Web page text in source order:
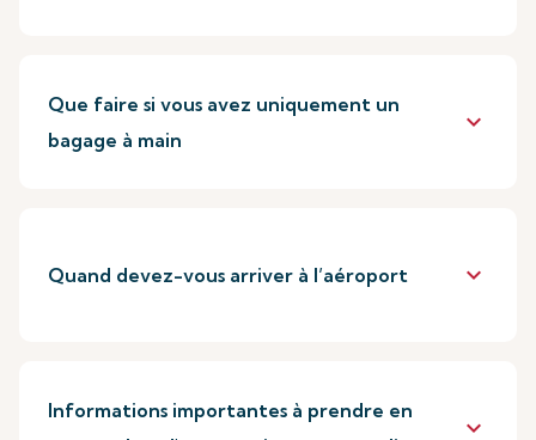
Que faire si vous avez uniquement un
bagage à main
keyboard_arrow_down
Quand devez-vous arriver à l’aéroport keyboard_arrow_down
Informations importantes à prendre en
keyboard_arrow_down